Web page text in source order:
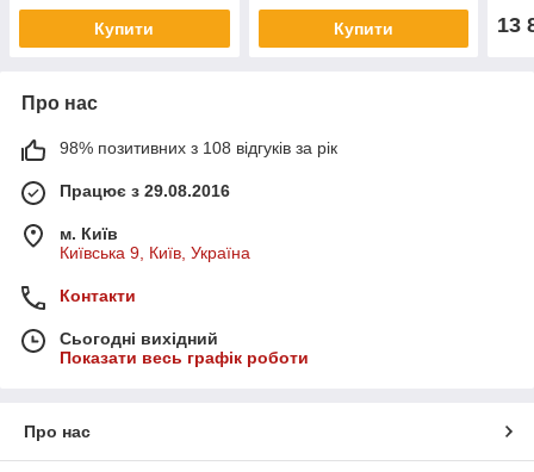
Купити Купити 13
Про нас
98% позитивних з 108 відгуків за рік
Працює з 29.08.2016
м. Київ
Київська 9, Київ, Україна
Контакти
Сьогодні вихідний
Показати весь графік роботи
Про нас